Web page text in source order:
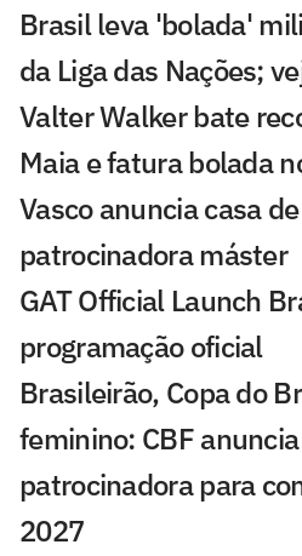
Brasil leva 'bolada'
da Liga das Nações;
Valter Walker bate
Maia e fatura bolada
Vasco anuncia casa
patrocinadora máster
GAT Official Launch
programação oficial
Brasileirão, Copa do
feminino: CBF
patrocinadora para
2027